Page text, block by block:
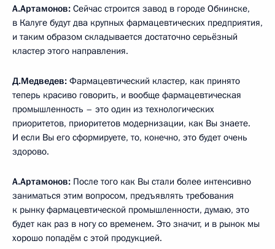
А.Артамонов: Сейчас строится завод в городе Обнинске,
в Калуге будут два крупных фармацевтических предприятия,
и таким образом складывается достаточно серьёзный
кластер этого направления.
Д.Медведев: Фармацевтический кластер, как принято
теперь красиво говорить, и вообще фармацевтическая
промышленность – это один из технологических
приоритетов, приоритетов модернизации, как Вы знаете.
И если Вы его сформируете, то, конечно, это будет очень
здорово.
А.Артамонов: После того как Вы стали более интенсивно
заниматься этим вопросом, предъявлять требования
к рынку фармацевтической промышленности, думаю, это
будет как раз в ногу со временем. Это значит, и в рынок мы
хорошо попадём с этой продукцией.